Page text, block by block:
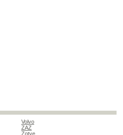
Volvo
ZAZ
Zotye